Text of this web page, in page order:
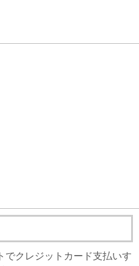
でクレジットカード支払いす